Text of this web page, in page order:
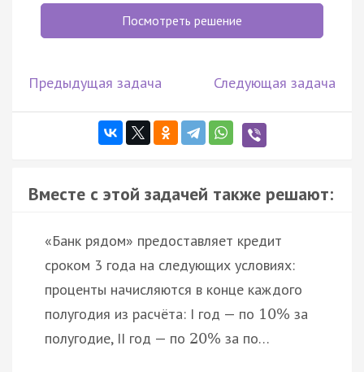
Посмотреть решение
Предыдущая задача Следующая задача
Вместе с этой задачей также решают:
«Банк рядом» предоставляет кредит
сроком 3 года на следующих условиях:
проценты начисляются в конце каждого
полугодия из расчёта: I год — по 10% за
полугодие, II год — по 20% за по…